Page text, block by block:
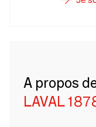
A propos
LAVAL